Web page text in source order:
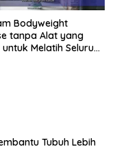
Bodyweight
tanpa Alat yang
Melatih Seluruh
Tubuh Lebih